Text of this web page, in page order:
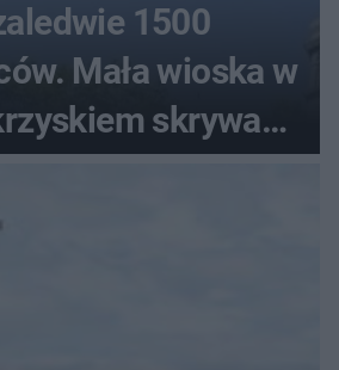
1500
Mała wioska w
skrywa
tu nawet król